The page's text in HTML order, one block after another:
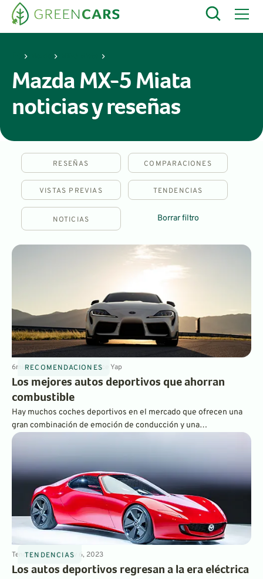
Mazda MX-5 Miata
noticias y reseñas
RESEÑAS COMPARACIONES
VISTAS PREVIAS TENDENCIAS
NOTICIAS Borrar filtro
RECOMENDACIONES
6minMay 27, 2024ByLaurance Yap
Los mejores autos deportivos que ahorran
combustible
Hay muchos coches deportivos en el mercado que ofrecen una
gran combinación de emoción de conducción y una
impresionante economía de combustible para que puedas
describimos algunas opciones.
TENDENCIAS
Tendencias4minNov 6, 2023
Los autos deportivos regresan a la era eléctrica